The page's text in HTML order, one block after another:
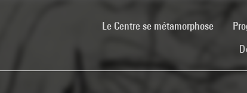
Le Centre se métamorphose